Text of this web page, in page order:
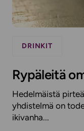
DRINKIT
Rypäleitä
Hedelmäistä
yhdistelmä on
ikivanha...